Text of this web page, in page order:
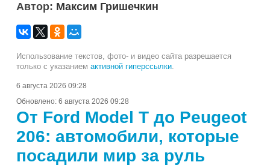
Автор: Максим Гришечкин
Использование текстов, фото- и видео сайта разрешается
только с указанием активной гиперссылки.
6 августа 2026 09:28
Обновлено: 6 августа 2026 09:28
От Ford Model T до Peugeot
206: автомобили, которые
посадили мир за руль